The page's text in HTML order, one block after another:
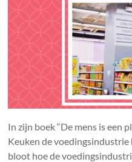
In zijn boek “De mens is een
Keuken de
bloot hoe de